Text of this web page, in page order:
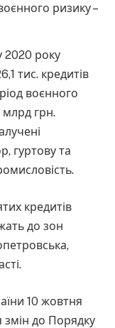
ризику –
2020 року
тис. кредитів
воєнного
млрд грн.
гуртову та
кредитів
до зон
10 жовтня
змін до Порядку